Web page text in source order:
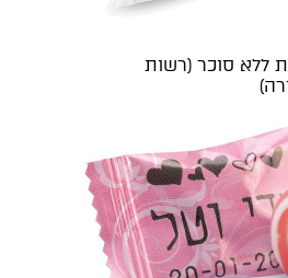
ללא סוכר (רשות